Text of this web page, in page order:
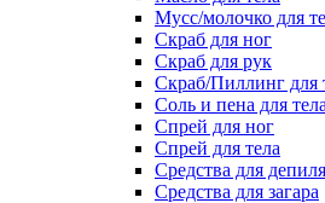
Мусс/молочко для
Скраб для ног
Скраб для рук
Скраб/Пиллинг для
Соль и пена для тела
Спрей для ног
Спрей для тела
Средства для
Средства для загара